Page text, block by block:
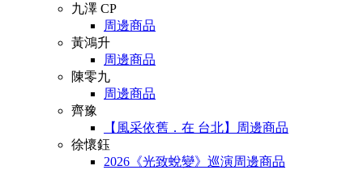
九澤 CP
周邊商品
黃鴻升
周邊商品
陳零九
周邊商品
齊豫
【風采依舊．在 台北】周邊商品
徐懷鈺
2026《光致蛻變》巡演周邊商品